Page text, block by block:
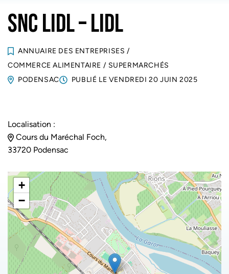
SNC LIDL – LIDL
ANNUAIRE DES ENTREPRISES /
COMMERCE ALIMENTAIRE / SUPERMARCHÉS
PODENSAC
PUBLIÉ LE VENDREDI 20 JUIN 2025
Localisation :
Cours du Maréchal Foch,
33720 Podensac
+
−